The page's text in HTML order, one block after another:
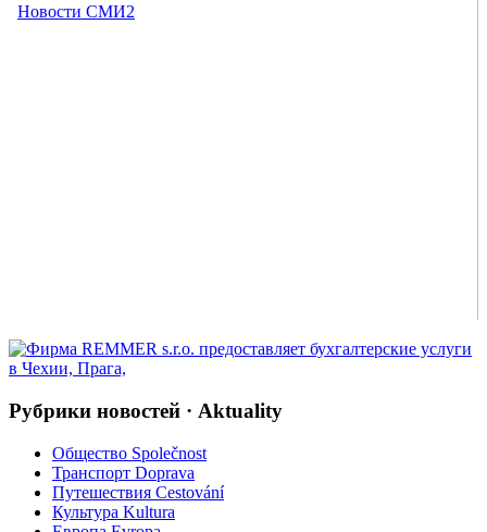
Рубрики новостей · Aktuality
Общество Společnost
Транспорт Doprava
Путешествия Cestování
Культура Kultura